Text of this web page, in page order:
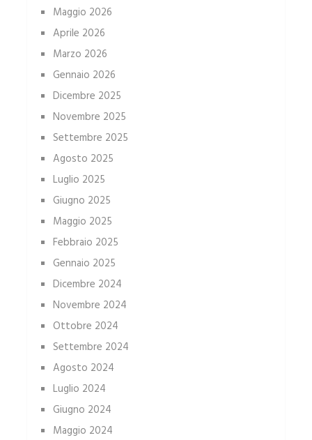
Maggio 2026
Aprile 2026
Marzo 2026
Gennaio 2026
Dicembre 2025
Novembre 2025
Settembre 2025
Agosto 2025
Luglio 2025
Giugno 2025
Maggio 2025
Febbraio 2025
Gennaio 2025
Dicembre 2024
Novembre 2024
Ottobre 2024
Settembre 2024
Agosto 2024
Luglio 2024
Giugno 2024
Maggio 2024